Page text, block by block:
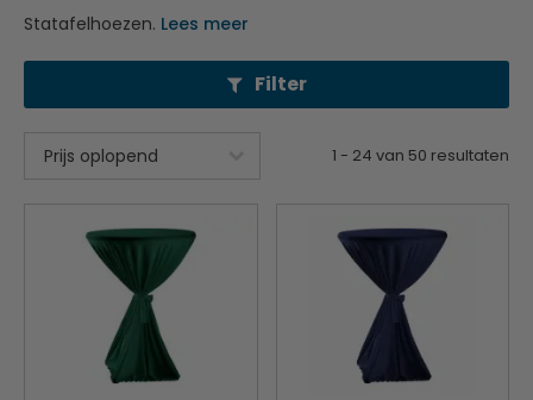
Statafelhoezen. Lees meer
Filter
1 - 24 van 50 resultaten